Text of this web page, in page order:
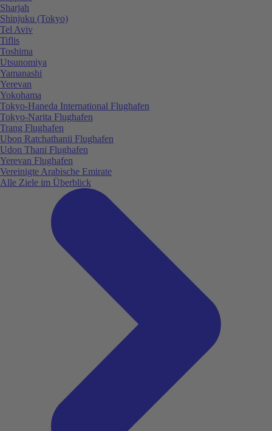
Sharjah
Shinjuku (Tokyo)
Tel Aviv
Tiflis
Toshima
Utsunomiya
Yamanashi
Yerevan
Yokohama
Tokyo-Haneda International Flughafen
Tokyo-Narita Flughafen
Trang Flughafen
Ubon Ratchathanii Flughafen
Udon Thani Flughafen
Yerevan Flughafen
Vereinigte Arabische Emirate
Alle Ziele im Überblick